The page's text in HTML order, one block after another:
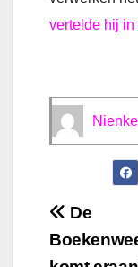
vertelde hij
Bericht
De